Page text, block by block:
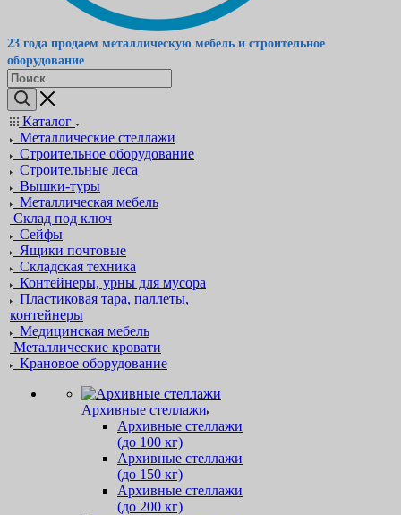
23 года продаем металлическую мебель и строительное
оборудование
Каталог
Металлические стеллажи
Строительное оборудование
Строительные леса
Вышки-туры
Металлическая мебель
Склад под ключ
Сейфы
Ящики почтовые
Складская техника
Контейнеры, урны для мусора
Пластиковая тара, паллеты,
контейнеры
Медицинская мебель
Металлические кровати
Крановое оборудование
Архивные стеллажи
Архивные стеллажи
(до 100 кг)
Архивные стеллажи
(до 150 кг)
Архивные стеллажи
(до 200 кг)